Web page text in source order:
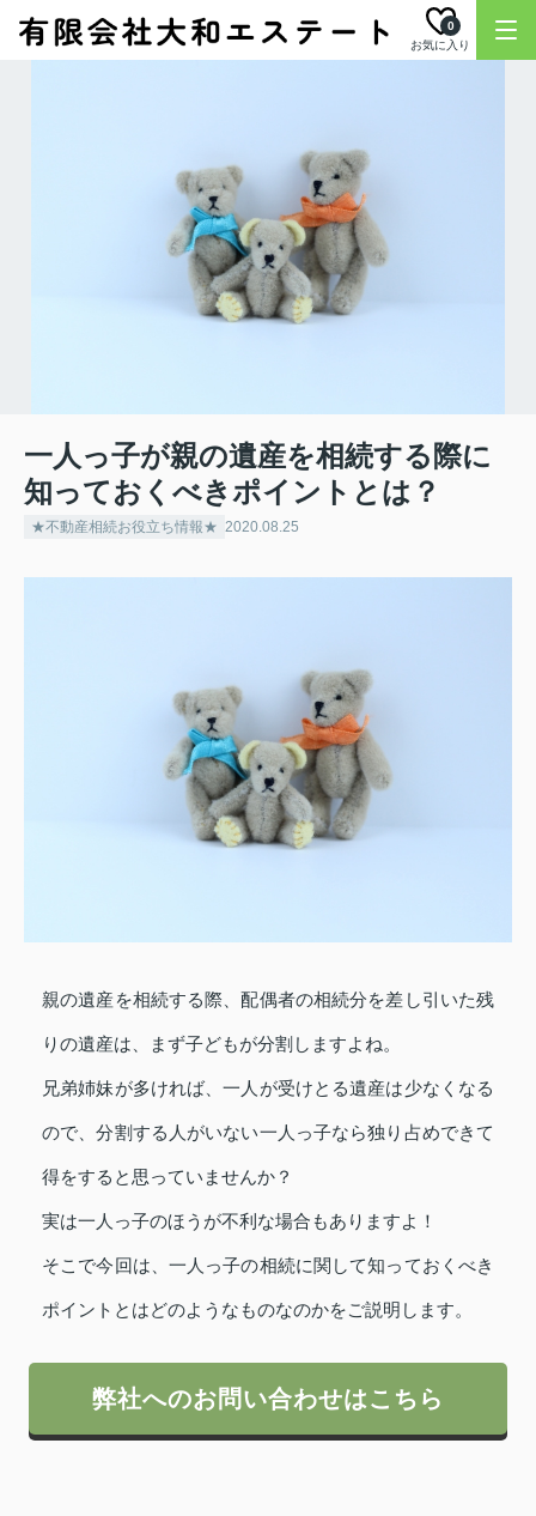
お気に入り
0
一人っ子が親の遺産を相続する際に
知っておくべきポイントとは？
★不動産相続お役立ち情報★ 2020.08.25
親の遺産を相続する際、配偶者の相続分を差し引いた残
りの遺産は、まず子どもが分割しますよね。
兄弟姉妹が多ければ、一人が受けとる遺産は少なくなる
ので、分割する人がいない一人っ子なら独り占めできて
得をすると思っていませんか？
実は一人っ子のほうが不利な場合もありますよ！
そこで今回は、一人っ子の相続に関して知っておくべき
ポイントとはどのようなものなのかをご説明します。
弊社へのお問い合わせはこちら